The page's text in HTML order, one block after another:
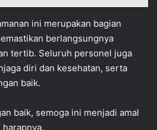
ini merupakan bagian
berlangsungnya
tertib. Seluruh personel juga
diri dan kesehatan, serta
baik.
baik, semoga ini menjadi amal
harapnya.